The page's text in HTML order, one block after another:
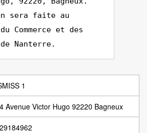
sera faite au
Commerce et des
Nanterre.
1
Avenue Victor Hugo 92220 Bagneux